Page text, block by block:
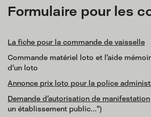
Formulaire pour les
La fiche pour la commande de vaisselle
Commande matériel loto et l'aide
d'un loto
Annonce prix loto pour la police
Demande d'autorisation de manifestation
un établissement public...")